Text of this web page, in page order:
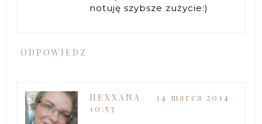
notuję szybsze zużycie:)
ODPOWIEDZ
HEXXANA
14 marca 2014
10:53